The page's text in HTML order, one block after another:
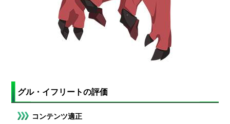
グル・イフリートの評価
コンテンツ適正